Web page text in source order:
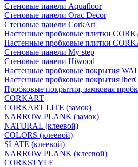
Стеновые панели Aquafloor
Стеновые панели Orac Decor
Стеновые панели CorkArt
Настенные пробковые плитки
Настенные пробковые плитки
Стеновые панели My step
Стеновые панели Hiwood
Настенные пробковые покрытия
Настенные пробковые покрытия
Пробковые покрытия, замковая
CORKART
CORKART LITE (замок)
NARROW PLANK (замок)
NATURAL (клеевой)
COLORS (клеевой)
SLATE (клеевой)
NARROW PLANK (клеевой)
CORKSTYLE